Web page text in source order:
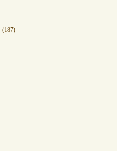
(187)